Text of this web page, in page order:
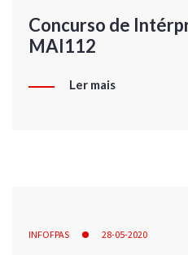
Concurso de
MAI112
Ler mais
INFOFPAS 28-05-2020